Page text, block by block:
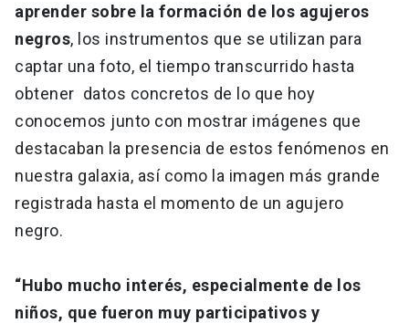
aprender sobre la formación de los agujeros
negros, los instrumentos que se utilizan para
captar una foto, el tiempo transcurrido hasta
obtener datos concretos de lo que hoy
conocemos junto con mostrar imágenes que
destacaban la presencia de estos fenómenos en
nuestra galaxia, así como la imagen más grande
registrada hasta el momento de un agujero
negro.
“Hubo mucho interés, especialmente de los
niños, que fueron muy participativos y